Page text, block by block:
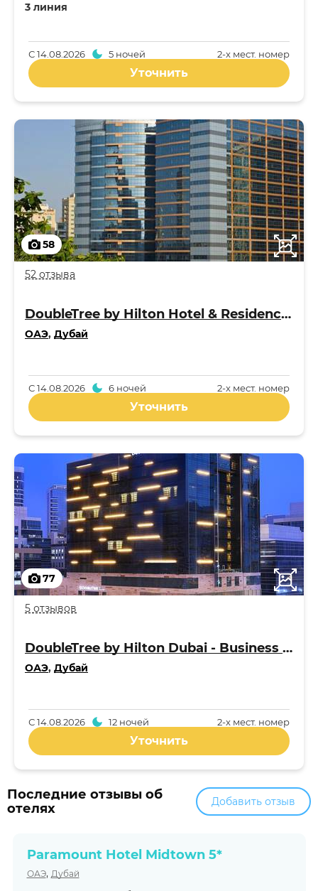
3 линия
2-x мест. номер
С14.08.2026 5 ночей
Уточнить
58
52 отзыва
DoubleTree by Hilton Hotel & Residences Dubai - Al Barsha 4*
ОАЭ, Дубай
2-x мест. номер
С14.08.2026 6 ночей
Уточнить
77
5 отзывов
DoubleTree by Hilton Dubai - Business Bay 4*
ОАЭ, Дубай
2-x мест. номер
С14.08.2026 12 ночей
Уточнить
Последние отзывы об
отелях
Добавить отзыв
Paramount Hotel Midtown 5*
ОАЭ, Дубай